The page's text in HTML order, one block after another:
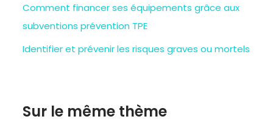
Comment financer ses équipements grâce aux
subventions prévention TPE
Identifier et prévenir les risques graves ou mortels
Sur le même thème